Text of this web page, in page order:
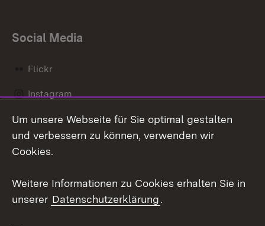
Social Media
Flickr
Instagram
Social Wall
Um unsere Webseite für Sie optimal gestalten
und verbessern zu können, verwenden wir
Cookies.
Weitere Informationen zu Cookies erhalten Sie in
unserer Datenschutzerklärung.